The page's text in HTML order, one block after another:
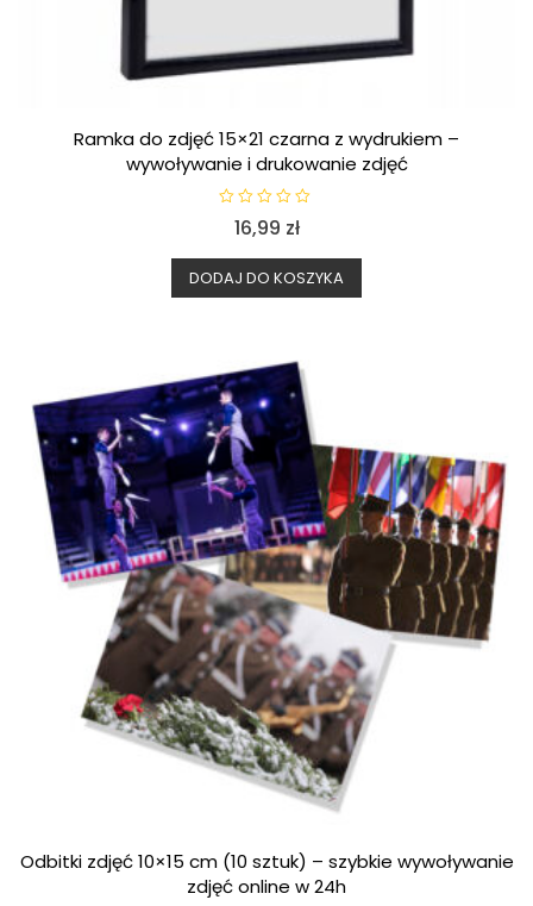
Ramka do zdjęć 15×21 czarna z wydrukiem –
wywoływanie i drukowanie zdjęć
n
i
o
n
5
16,99 zł
DODAJ DO KOSZYKA
Odbitki zdjęć 10×15 cm (10 sztuk) – szybkie wywoływanie
zdjęć online w 24h